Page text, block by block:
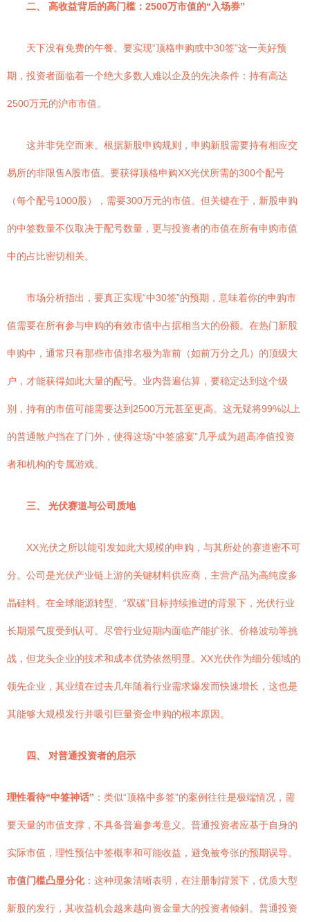
二、 高收益背后的高门槛：2500万市值的“入场券”
天下没有免费的午餐。要实现“顶格申购或中30签”这一美好预
期，投资者面临着一个绝大多数人难以企及的先决条件：持有高达
2500万元的沪市市值。
这并非凭空而来。根据新股申购规则，申购新股需要持有相应交
易所的非限售A股市值。要获得顶格申购XX光伏所需的300个配号
（每个配号1000股），需要300万元的市值。但关键在于，新股申购
的中签数量不仅取决于配号数量，更与投资者的市值在所有申购市值
中的占比密切相关。
市场分析指出，要真正实现“中30签”的预期，意味着你的申购市
值需要在所有参与申购的有效市值中占据相当大的份额。在热门新股
申购中，通常只有那些市值排名极为靠前（如前万分之几）的顶级大
户，才能获得如此大量的配号。业内普遍估算，要稳定达到这个级
别，持有的市值可能需要达到2500万元甚至更高。这无疑将99%以上
的普通散户挡在了门外，使得这场“中签盛宴”几乎成为超高净值投资
者和机构的专属游戏。
三、 光伏赛道与公司质地
XX光伏之所以能引发如此大规模的申购，与其所处的赛道密不可
分。公司是光伏产业链上游的关键材料供应商，主营产品为高纯度多
晶硅料。在全球能源转型、“双碳”目标持续推进的背景下，光伏行业
长期景气度受到认可。尽管行业短期内面临产能扩张、价格波动等挑
战，但龙头企业的技术和成本优势依然明显。XX光伏作为细分领域的
领先企业，其业绩在过去几年随着行业需求爆发而快速增长，这也是
其能够大规模发行并吸引巨量资金申购的根本原因。
四、 对普通投资者的启示
理性看待“中签神话” ：类似“顶格中多签”的案例往往是极端情况，需
要天量的市值支撑，不具备普遍参考意义。普通投资者应基于自身的
实际市值，理性预估中签概率和可能收益，避免被夸张的预期误导。
市值门槛凸显分化：这种现象清晰表明，在注册制背景下，优质大型
新股的发行，其收益机会越来越向资金量大的投资者倾斜。普通投资